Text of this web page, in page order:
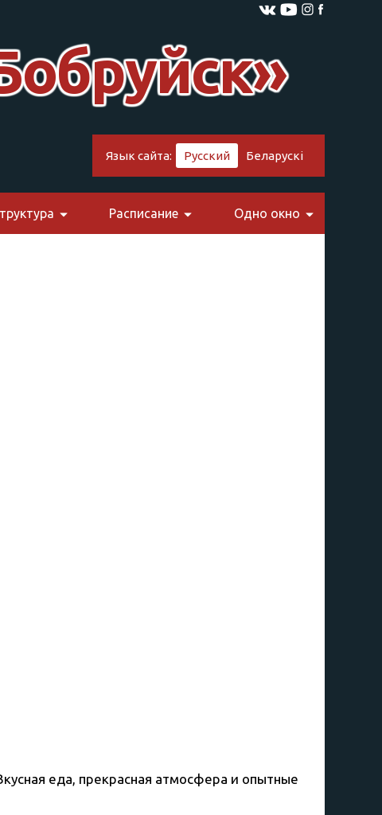
Язык сайта: Русский Беларускі
Расписание Одно окно
еда, прекрасная атмосфера и опытные